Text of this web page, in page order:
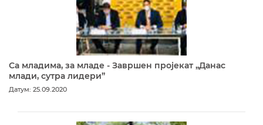
Са младима, за младе - Завршен пројекат „Данас
млади, сутра лидери”
Датум: 25.09.2020